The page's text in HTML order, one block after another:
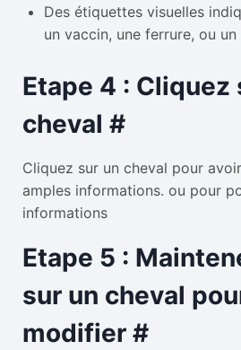
Des étiquettes visuelles
un vaccin, une ferrure, ou
Etape 4 : Cliquez
cheval #
Cliquez sur un cheval pour
amples informations. ou pour
informations
Etape 5 :
sur un cheval
modifier #